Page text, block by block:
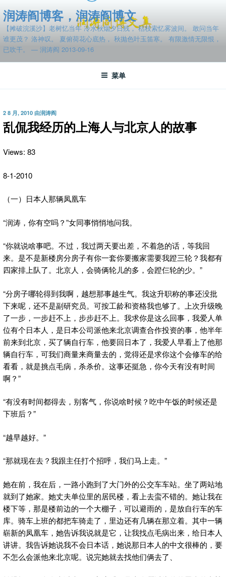
至
容
润涛阎博客，润涛阎博文
【摊破浣溪沙】老树忆当年 冷水秋烟夕日残， 枯枝索忆雾波间。 敢问当年
谁更茂？ 洛神叹。 夏俯荷花心底热， 秋抛色叶玉笛寒。 有限激情无限恨，
已吹干。 — 润涛阎 2013-09-16
菜单
发
布
于
2 8 月, 2010 由润涛阎
乱侃我经历的上海人与北京人的故事
Views: 83
8-1-2010
（一）日本人那辆凤凰车
“润涛，你有空吗？”女同事悄悄地问我。
“你就说啥事吧。不过，我过两天要出差，不着急的话，等我回
来。是不是新楼房分房子有你一套你要搬家需要我蹬三轮？我都有
四家排上队了。北京人，会骑俩轮儿的多，会蹬仨轮的少。”
“分房子哪轮得到我啊，越想那事越生气。我这升职称的事还没批
下来呢，还不是副研究员。可按工龄和资格我也够了。上次升级晚
了一步，一步赶不上，步步赶不上。我求你是这么回事，我爱人单
位有个日本人，是日本公司派他来北京调查合作投资的事，他半年
前来到北京，买了辆自行车，他要回日本了，我爱人早看上了他那
辆自行车，可我们商量来商量去的，觉得还是求你这个会修车的给
看看，就是挑点毛病，杀杀价。这事还挺急，你今天有没有时间
啊？”
“有没有时间都得去，别客气，你说啥时候？吃中午饭的时候还是
下班后？”
“越早越好。”
“那就现在去？我跟主任打个招呼，我们马上走。”
她在前，我在后，一路小跑到了大门外的公交车车站。坐了两站地
就到了她家。她丈夫单位里的居民楼，看上去蛮不错的。她让我在
楼下等，那是楼前边的一个大棚子，可以避雨的，是放自行车的车
库。骑车上班的都把车骑走了，里边还有几辆在那立着。其中一辆
崭新的凤凰车，她告诉我说就是它，让我找点毛病出来，给日本人
讲讲。我告诉她说我不会日本话，她说那日本人的中文很棒的，要
不怎么会派他来北京呢。说完她就去找他们俩去了、